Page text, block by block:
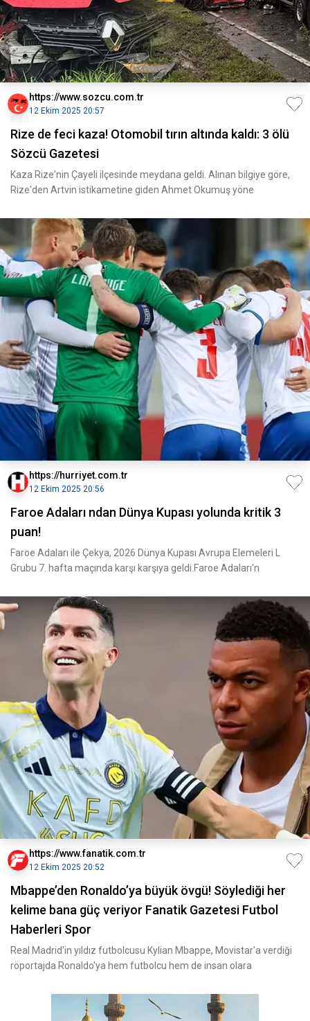
https://www.sozcu.com.tr
12 Ekim 2025 20:57
Rize de feci kaza! Otomobil tırın altında kaldı: 3 ölü
Sözcü Gazetesi
Kaza Rize'nin Çayeli ilçesinde meydana geldi. Alınan bilgiye göre,
Rize'den Artvin istikametine giden Ahmet Okumuş yöne
https://hurriyet.com.tr
12 Ekim 2025 20:56
Faroe Adaları ndan Dünya Kupası yolunda kritik 3
puan!
Faroe Adaları ile Çekya, 2026 Dünya Kupası Avrupa Elemeleri L
Grubu 7. hafta maçında karşı karşıya geldi.Faroe Adaları'n
https://www.fanatik.com.tr
12 Ekim 2025 20:52
Mbappe’den Ronaldo’ya büyük övgü! Söylediği her
kelime bana güç veriyor Fanatik Gazetesi Futbol
Haberleri Spor
Real Madrid'in yıldız futbolcusu Kylian Mbappe, Movistar'a verdiği
röportajda Ronaldo'ya hem futbolcu hem de insan olara